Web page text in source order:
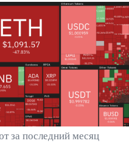
за последний месяц